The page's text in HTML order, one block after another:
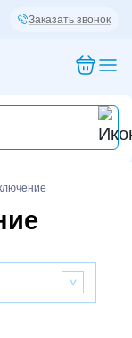
Заказать звонок
>